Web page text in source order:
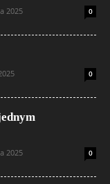
2025 0
0
2025 0